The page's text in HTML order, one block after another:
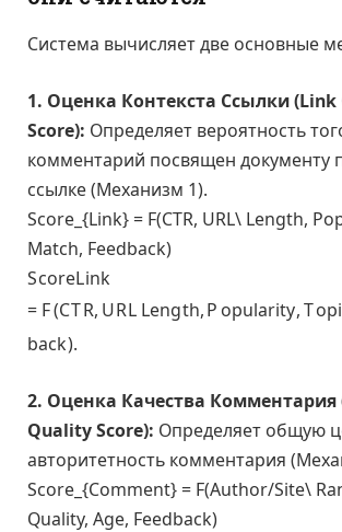
Система вычисляет две основные
1. Оценка Контекста Ссылки (Link
Score): Определяет вероятность
комментарий посвящен документу
ссылке (Механизм 1).
Score_{Link} = F(CTR, URL\ Length,
Match, Feedback)
ScoreLink
= F(CTR, URL Length,P opularity,Topi
back).
2. Оценка Качества Комментария
Quality Score): Определяет общую
авторитетность комментария
Score_{Comment} = F(Author/Site\
Quality, Age, Feedback)